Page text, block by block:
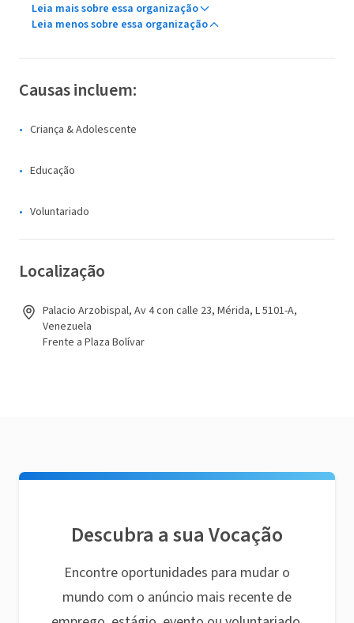
Leia mais sobre essa organização
Leia menos sobre essa organização
Causas incluem:
Criança & Adolescente
Educação
Voluntariado
Localização
Palacio Arzobispal, Av 4 con calle 23, Mérida, L 5101-A,
Venezuela
Frente a Plaza Bolívar
Descubra a sua Vocação
Encontre oportunidades para mudar o
mundo com o anúncio mais recente de